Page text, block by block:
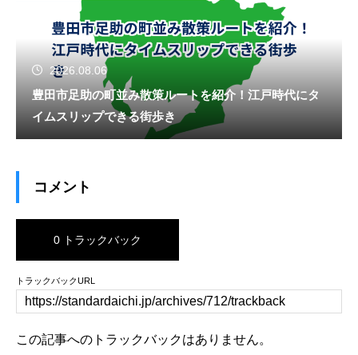
2026.08.06
豊田市足助の町並み散策ルートを紹介！江戸時代にタ
イムスリップできる街歩き
コメント
0 トラックバック
トラックバックURL
この記事へのトラックバックはありません。